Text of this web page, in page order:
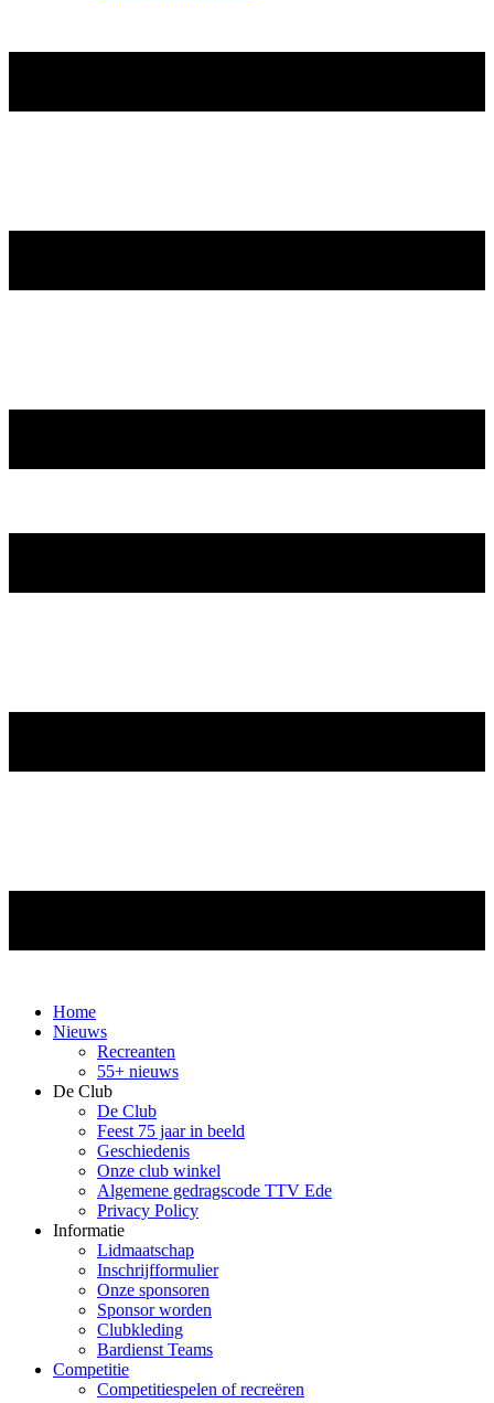
Home
Nieuws
Recreanten
55+ nieuws
De Club
De Club
Feest 75 jaar in beeld
Geschiedenis
Onze club winkel
Algemene gedragscode TTV Ede
Privacy Policy
Informatie
Lidmaatschap
Inschrijfformulier
Onze sponsoren
Sponsor worden
Clubkleding
Bardienst Teams
Competitie
Competitiespelen of recreëren